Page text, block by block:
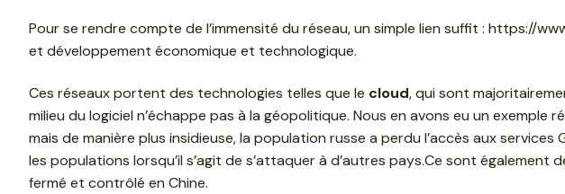
Pour se rendre compte de l’immensité du réseau, un simple lien suffit : https://
et développement économique et technologique.
Ces réseaux portent des technologies telles que le cloud, qui sont
milieu du logiciel n’échappe pas à la géopolitique. Nous en avons eu un
mais de manière plus insidieuse, la population russe a perdu l’accès aux
les populations lorsqu’il s’agit de s’attaquer à d’autres pays.Ce sont
fermé et contrôlé en Chine.